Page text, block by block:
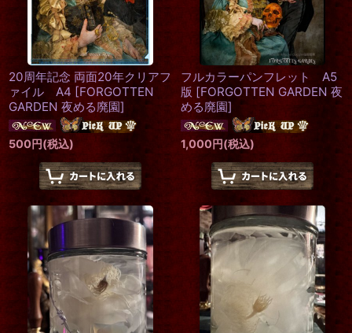
20周年記念 両面20年クリアフ
ァイル A4 [FORGOTTEN
GARDEN 夜める廃園]
500円(税込)
フルカラーパンフレット A5
版 [FORGOTTEN GARDEN 夜
める廃園]
1,000円(税込)